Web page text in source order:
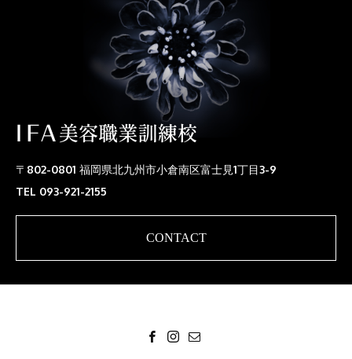
〒802-0801 福岡県北九州市小倉南区富士見1丁目3-9
TEL 093-921-2155
CONTACT